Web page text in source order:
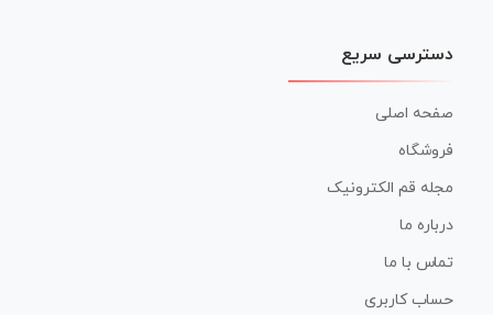
دسترسی سریع
صفحه اصلی
فروشگاه
مجله قم الکترونیک
درباره ما
تماس با ما
حساب کاربری